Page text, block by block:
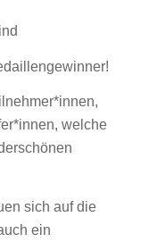
welche
sich auf die
ein